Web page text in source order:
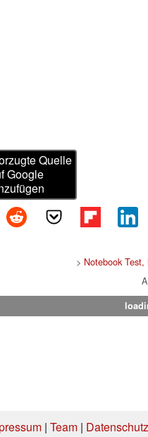
Quelle
Google
> Notebook
| Team | Datenschutz